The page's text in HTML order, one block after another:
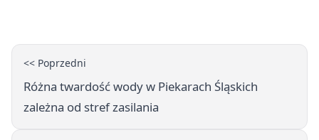
<< Poprzedni
Różna twardość wody w Piekarach Śląskich
zależna od stref zasilania